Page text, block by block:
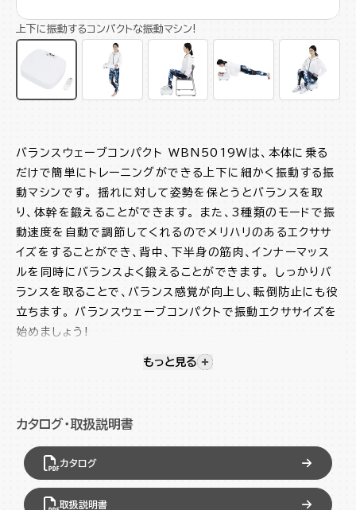
上下に振動するコンパクトな振動マシン!
バランスウェーブコンパクト WBN5019Wは、本体に乗る
だけで簡単にトレーニングができる上下に細かく振動する振
動マシンです。 揺れに対して姿勢を保とうとバランスを取
り、体幹を鍛えることができます。 また、3種類のモードで振
動速度を自動で調節してくれるのでメリハリのあるエクササ
イズをすることができ、背中、下半身の筋肉、インナーマッス
ルを同時にバランスよく鍛えることができます。 しっかりバ
ランスを取ることで、バランス感覚が向上し、転倒防止にも役
立ちます。 バランスウェーブコンパクトで振動エクササイズを
始めましょう!
軽量・コンパクトなので持ち運びが楽
多彩な部位別トレーニングが可能
コントローラー付でエクササイズしながら操作可能
視覚的に非表示のコンテンツを
もっと見る
カタログ・取扱説明書
カタログ
取扱説明書